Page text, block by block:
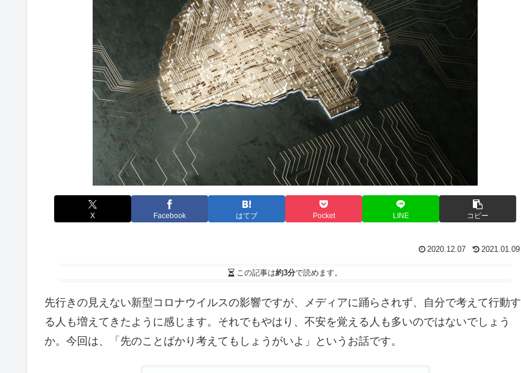
X Facebook はてブ Pocket LINE コピー
2020.12.07 2021.01.09
この記事は約3分で読めます。
先行きの見えない新型コロナウイルスの影響ですが、メディアに踊らされず、自分で考えて行動す
る人も増えてきたように感じます。それでもやはり、不安を覚える人も多いのではないでしょう
か。今回は、「先のことばかり考えてもしょうがいよ」というお話です。